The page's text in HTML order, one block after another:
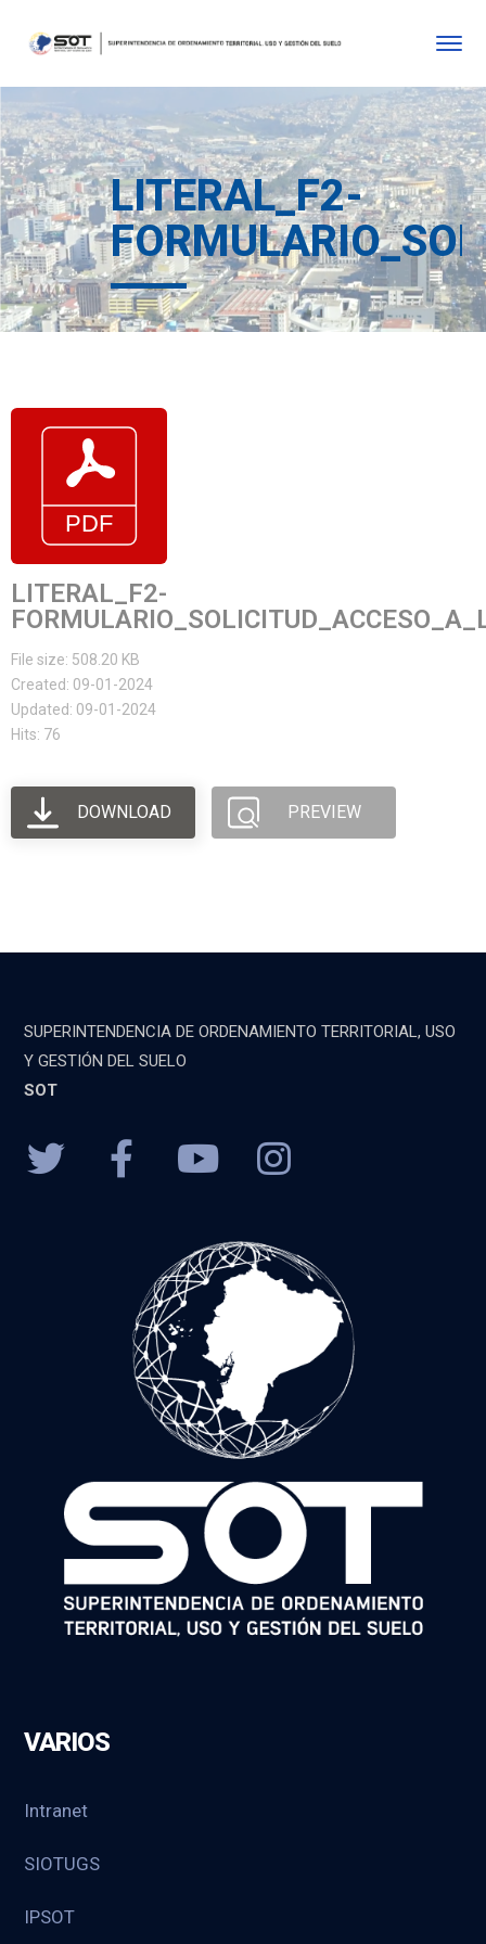
LITERAL_F2-
LITERAL_F2-
File size: 508.20 KB
Created: 09-01-2024
Updated: 09-01-2024
Hits: 76
DOWNLOAD PREVIEW
SUPERINTENDENCIA DE ORDENAMIENTO TERRITORIAL, USO
Y GESTIÓN DEL SUELO
SOT
VARIOS
Intranet
SIOTUGS
IPSOT